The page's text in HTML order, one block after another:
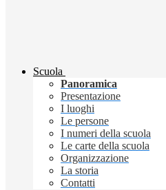
Scuola
Panoramica
Presentazione
I luoghi
Le persone
I numeri della scuola
Le carte della scuola
Organizzazione
La storia
Contatti